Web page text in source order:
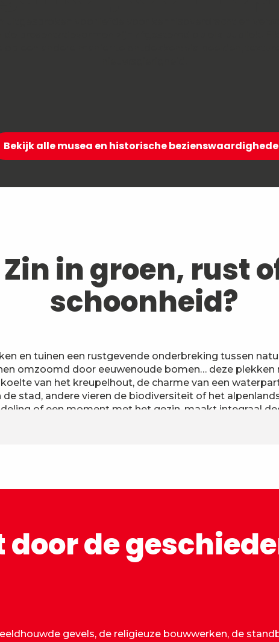
Bekijk alle musea en historische
Zin in groen, rust
schoonheid?
en tuinen een rustgevende onderbreking tussen
omzoomd door eeuwenoude bomen… deze
van het kreupelhout, de charme van een
stad, andere vieren de biodiversiteit of het
of een moment met het gezin, maakt integraal
door de
gevels, de religieuze bouwwerken, de